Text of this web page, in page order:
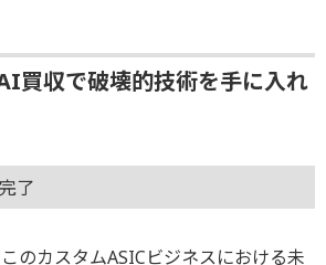
買収で破壊的技術を手に入れ
了
のカスタムASICビジネスにおける未